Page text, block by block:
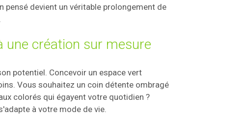
pensé devient un véritable prolongement de
une création sur mesure
potentiel. Concevoir un espace vert
Vous souhaitez un coin détente ombragé
colorés qui égayent votre quotidien ?
à votre mode de vie.